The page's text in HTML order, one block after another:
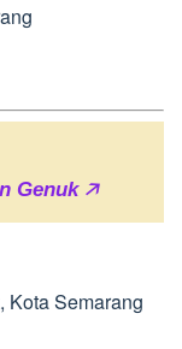
Genuk 🡥
Kota Semarang